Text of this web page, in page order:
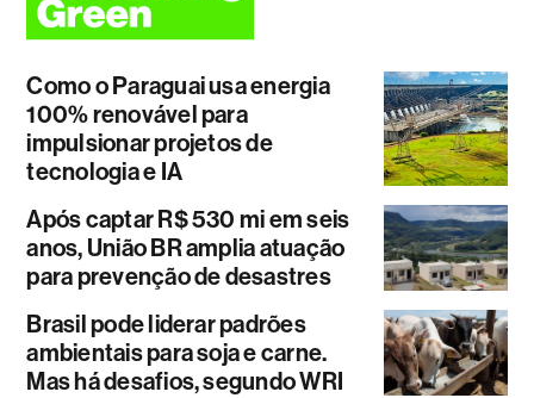
Como o Paraguai usa energia
100% renovável para
impulsionar projetos de
tecnologia e IA
Após captar R$ 530 mi em seis
anos, União BR amplia atuação
para prevenção de desastres
Brasil pode liderar padrões
ambientais para soja e carne.
Mas há desafios, segundo WRI